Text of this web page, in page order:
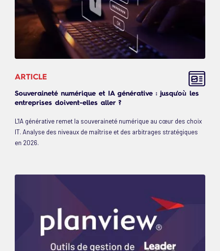
ARTICLE
Souveraineté numérique et IA générative : jusqu'où les
entreprises doivent-elles aller ?
L'IA générative remet la souveraineté numérique au cœur des choix
IT. Analyse des niveaux de maîtrise et des arbitrages stratégiques
en 2026.